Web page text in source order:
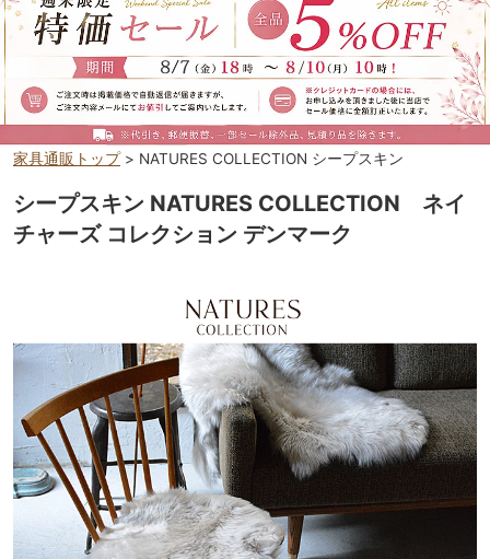
家具通販トップ> NATURES COLLECTION シープスキン
シープスキン NATURES COLLECTION ネイ
チャーズ コレクション デンマーク